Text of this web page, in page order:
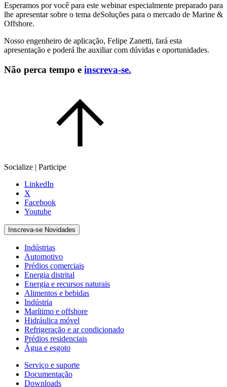
Esperamos por você para este webinar especialmente preparado para
lhe apresentar sobre o tema deSoluções para o mercado de Marine &
Offshore.
Nosso engenheiro de aplicação, Felipe Zanetti, fará esta
apresentação e poderá lhe auxiliar com dúvidas e oportunidades.
Não perca tempo e inscreva-se.
Socialize | Participe
LinkedIn
X
Facebook
Youtube
Inscreva-se Novidades
Indústrias
Automotivo
Prédios comerciais
Energia distrital
Energia e recursos naturais
Alimentos e bebidas
Indústria
Marítimo e offshore
Hidráulica móvel
Refrigeração e ar condicionado
Prédios residenciais
Água e esgoto
Serviço e suporte
Documentação
Downloads